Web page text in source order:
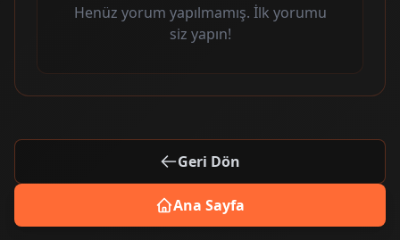
Henüz yorum yapılmamış. İlk yorumu
siz yapın!
Geri Dön
Ana Sayfa